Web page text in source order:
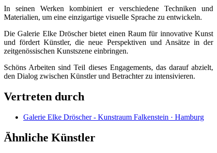
In seinen Werken kombiniert er verschiedene Techniken und
Materialien, um eine einzigartige visuelle Sprache zu entwickeln.
Die Galerie Elke Dröscher bietet einen Raum für innovative Kunst
und fördert Künstler, die neue Perspektiven und Ansätze in der
zeitgenössischen Kunstszene einbringen.
Schöns Arbeiten sind Teil dieses Engagements, das darauf abzielt,
den Dialog zwischen Künstler und Betrachter zu intensivieren.
Vertreten durch
Galerie Elke Dröscher - Kunstraum Falkenstein · Hamburg
Ähnliche Künstler